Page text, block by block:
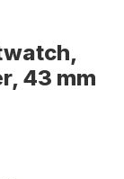
43 mm